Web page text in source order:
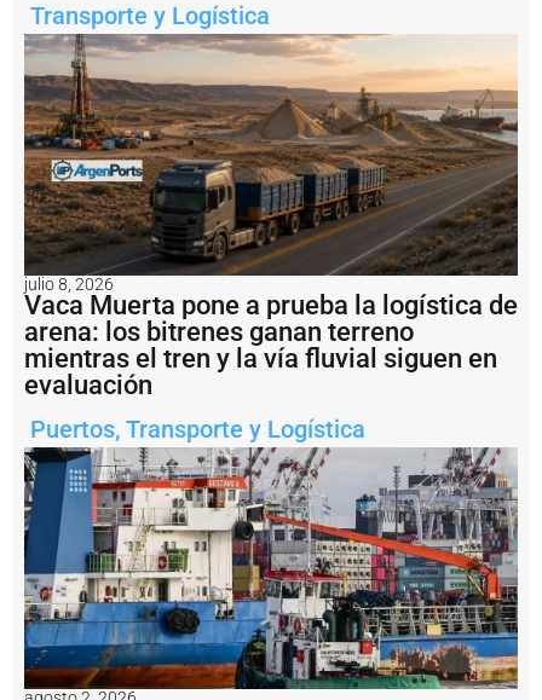
e
b
u
q
u
e
s
y
s
u
p
e
r
v
i
s
ó
6
m
o
v
i
m
n
t
o
s
e
n
Transporte y Logística
julio 8, 2026
Vaca Muerta pone a prueba la logística de
arena: los bitrenes ganan terreno
mientras el tren y la vía fluvial siguen en
evaluación
Puertos, Transporte y Logística